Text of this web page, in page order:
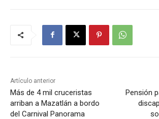
Artículo anterior
Más de 4 mil cruceristas
arriban a Mazatlán a bordo
del Carnival Panorama
Pensión